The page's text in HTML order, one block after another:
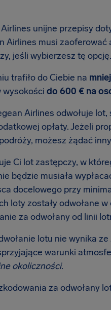
unijne przepisy
Airlines musi
jeśli wybierzesz tę opcję.
trafiło do Ciebie na
wysokości do 600 € na
Airlines odwołuje
opłaty. Jeżeli
możesz żądać
Ci lot zastępczy, w
będzie musiała
docelowego przy
loty zostały odwołane
za odwołany od linii
lotu nie wynika
warunki
okoliczności.
za odwołany